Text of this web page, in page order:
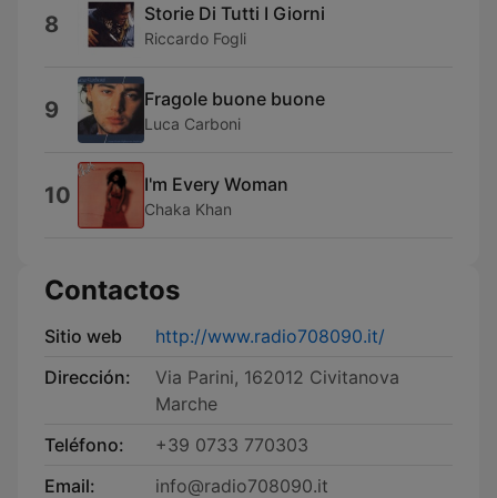
8 Storie Di Tutti I Giorni
Riccardo Fogli
9 Fragole buone buone
Luca Carboni
10 I'm Every Woman
Chaka Khan
Contactos
Sitio web
http://www.radio708090.it/
Dirección:
Via Parini, 162012 Civitanova
Marche
Teléfono:
+39 0733 770303
Email:
info@radio708090.it